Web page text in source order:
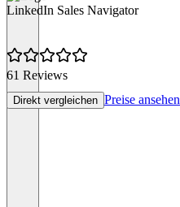
LinkedIn Sales Navigator
61 Reviews
Direkt vergleichen Preise ansehen